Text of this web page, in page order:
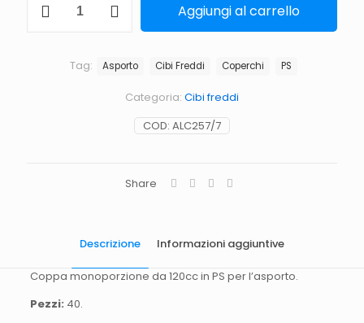
Charme
Aggiungi al carrello
COD: ALC257/7
Categoria: Cibi freddi
Tag: Asporto Cibi Freddi Coperchi PS
Share
Descrizione Informazioni aggiuntive
Coppa monoporzione da 120cc in PS per l’asporto.
Pezzi: 40.